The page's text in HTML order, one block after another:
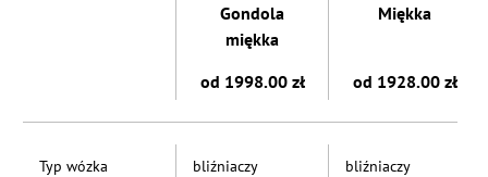
Gondola
miękka
Miękka
od 1998.00 zł od 1928.00 zł
Typ wózka bliźniaczy bliźniaczy